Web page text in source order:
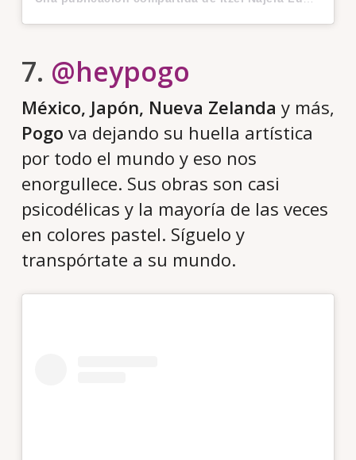
7. @heypogo
México, Japón, Nueva Zelanda y más,
Pogo va dejando su huella artística
por todo el mundo y eso nos
enorgullece. Sus obras son casi
psicodélicas y la mayoría de las veces
en colores pastel. Síguelo y
transpórtate a su mundo.